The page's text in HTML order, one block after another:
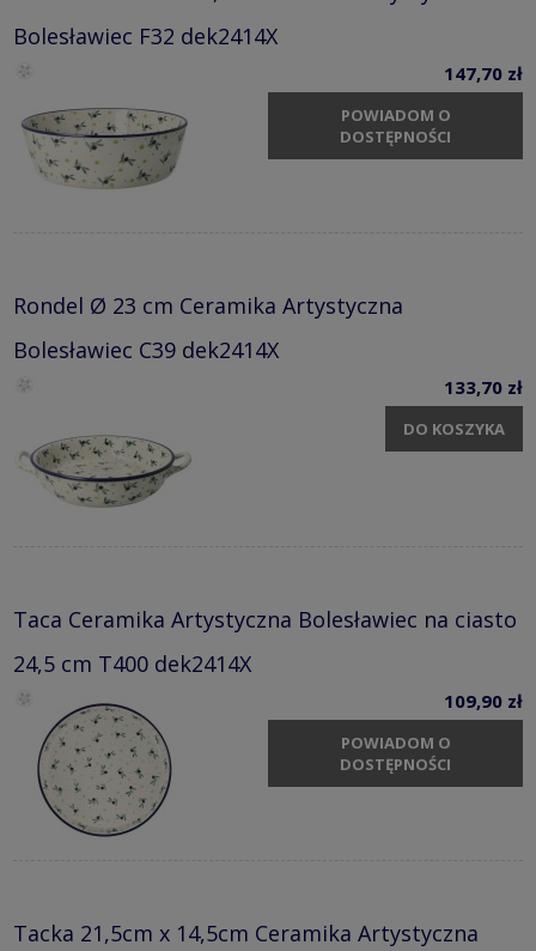
Bolesławiec F32 dek2414X
147,70 zł
POWIADOM O
DOSTĘPNOŚCI
Rondel Ø 23 cm Ceramika Artystyczna
Bolesławiec C39 dek2414X
133,70 zł
DO KOSZYKA
Taca Ceramika Artystyczna Bolesławiec na ciasto
24,5 cm T400 dek2414X
109,90 zł
POWIADOM O
DOSTĘPNOŚCI
Tacka 21,5cm x 14,5cm Ceramika Artystyczna